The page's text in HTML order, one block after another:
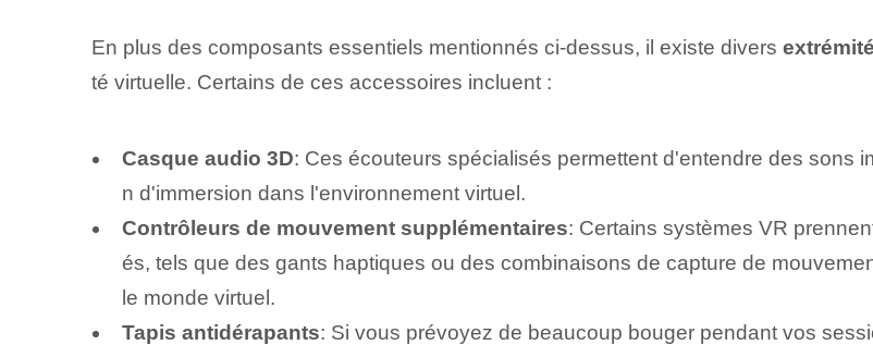
En plus des composants essentiels mentionnés ci-dessus, il existe divers
té virtuelle. Certains de ces accessoires incluent :
Casque audio 3D: Ces écouteurs spécialisés permettent d'entendre des sons
n d'immersion dans l'environnement virtuel.
Contrôleurs de mouvement supplémentaires: Certains systèmes VR
és, tels que des gants haptiques ou des combinaisons de capture de
le monde virtuel.
Tapis antidérapants: Si vous prévoyez de beaucoup bouger pendant vos